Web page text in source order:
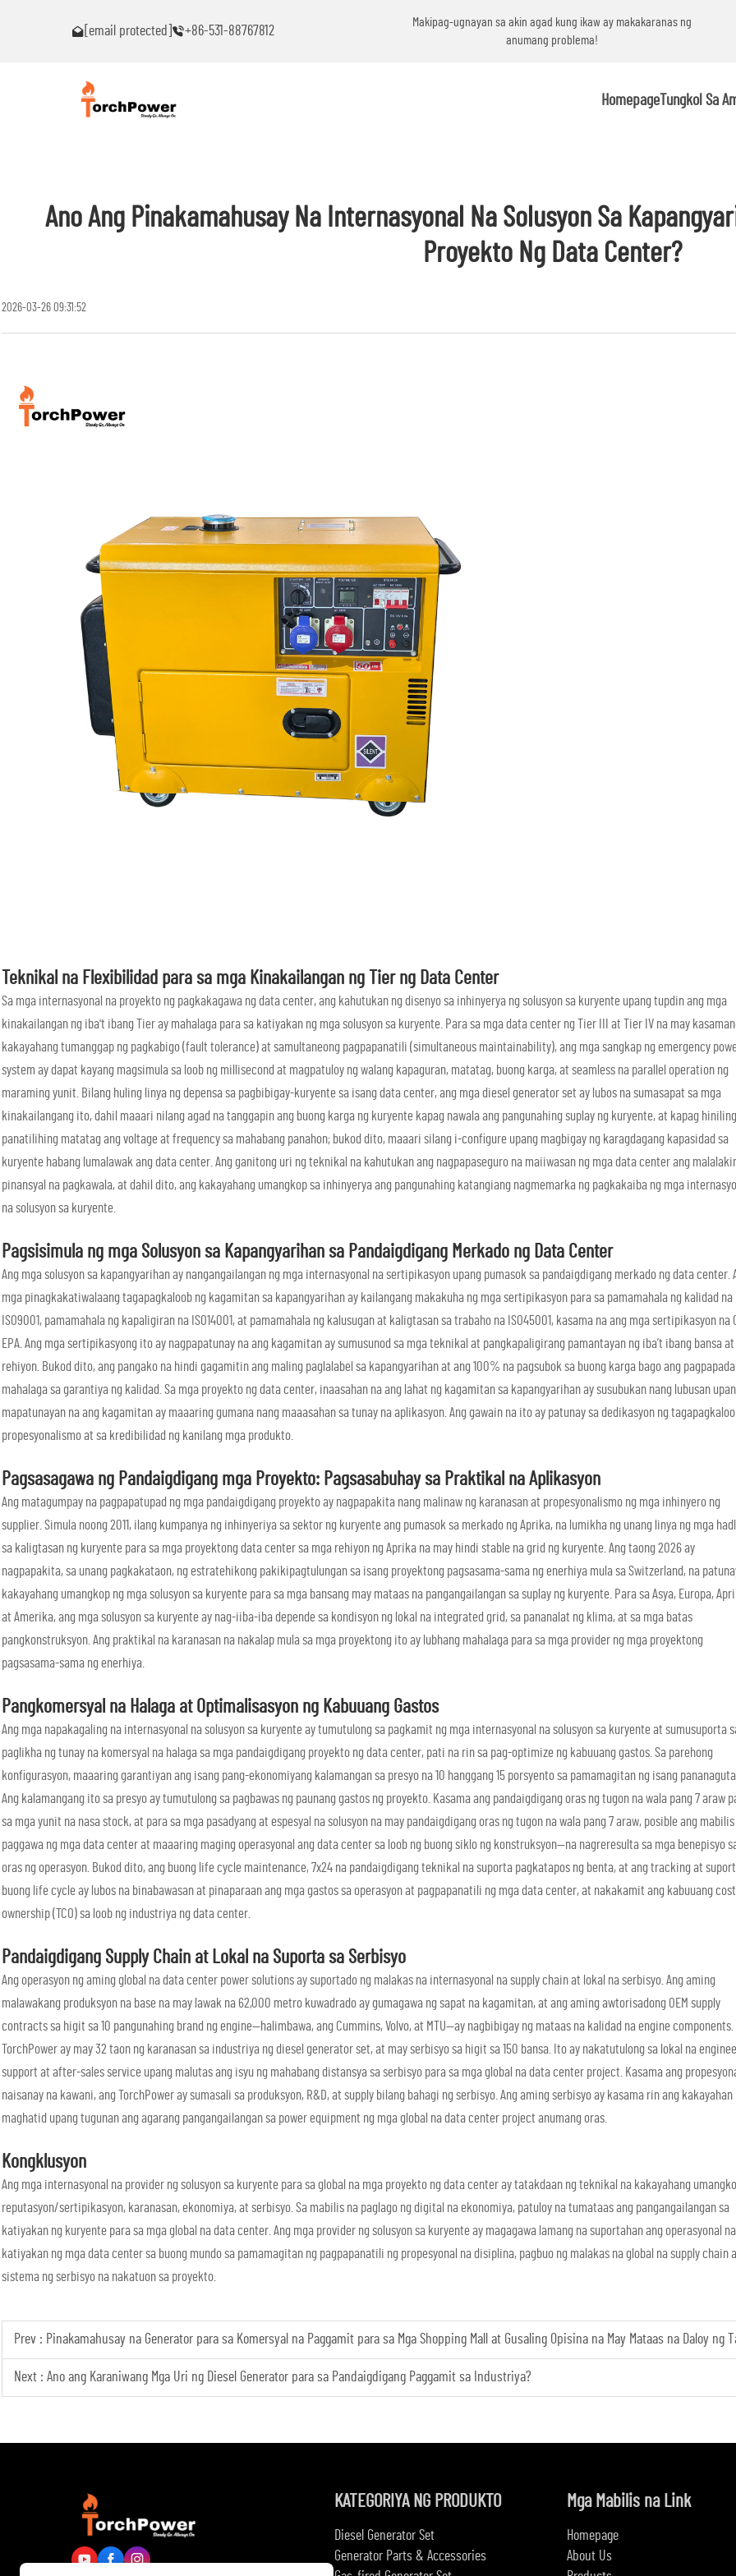
[email protected] +86-531-88767812
Makipag-ugnayan sa akin agad kung ikaw ay makakaranas ng
Makipag-ugnayan sa akin agad kung ikaw ay makakaranas ng
anumang problema!
HomepageTungkol Sa
Ano Ang Pinakamahusay Na Internasyonal Na Solusyon Sa
Proyekto Ng Data Center?
2026-03-26 09:31:52
Teknikal na Flexibilidad para sa mga Kinakailangan ng Tier ng Data Center
Sa mga internasyonal na proyekto ng pagkakagawa ng data center, ang kahutukan ng disenyo sa inhinyerya ng solusyon sa kuryente upang tupdin ang mga
kinakailangan ng iba't ibang Tier ay mahalaga para sa katiyakan ng mga solusyon sa kuryente. Para sa mga data center ng Tier III at Tier IV na may
kakayahang tumanggap ng pagkabigo (fault tolerance) at samultaneong pagpapanatili (simultaneous maintainability), ang mga sangkap ng emergency
system ay dapat kayang magsimula sa loob ng millisecond at magpatuloy ng walang kapaguran, matatag, buong karga, at seamless na parallel operation ng
maraming yunit. Bilang huling linya ng depensa sa pagbibigay-kuryente sa isang data center, ang mga diesel generator set ay lubos na sumasapat sa mga
kinakailangang ito, dahil maaari nilang agad na tanggapin ang buong karga ng kuryente kapag nawala ang pangunahing suplay ng kuryente, at kapag
panatilihing matatag ang voltage at frequency sa mahabang panahon; bukod dito, maaari silang i-configure upang magbigay ng karagdagang kapasidad sa
kuryente habang lumalawak ang data center. Ang ganitong uri ng teknikal na kahutukan ang nagpapaseguro na maiiwasan ng mga data center ang
pinansyal na pagkawala, at dahil dito, ang kakayahang umangkop sa inhinyerya ang pangunahing katangiang nagmemarka ng pagkakaiba ng mga
na solusyon sa kuryente.
Pagsisimula ng mga Solusyon sa Kapangyarihan sa Pandaigdigang Merkado ng Data Center
Ang mga solusyon sa kapangyarihan ay nangangailangan ng mga internasyonal na sertipikasyon upang pumasok sa pandaigdigang merkado ng data center.
mga pinagkakatiwalaang tagapagkaloob ng kagamitan sa kapangyarihan ay kailangang makakuha ng mga sertipikasyon para sa pamamahala ng kalidad na
ISO9001, pamamahala ng kapaligiran na ISO14001, at pamamahala ng kalusugan at kaligtasan sa trabaho na ISO45001, kasama na ang mga sertipikasyon na
EPA. Ang mga sertipikasyong ito ay nagpapatunay na ang kagamitan ay sumusunod sa mga teknikal at pangkapaligirang pamantayan ng iba’t ibang bansa at
rehiyon. Bukod dito, ang pangako na hindi gagamitin ang maling paglalabel sa kapangyarihan at ang 100% na pagsubok sa buong karga bago ang
mahalaga sa garantiya ng kalidad. Sa mga proyekto ng data center, inaasahan na ang lahat ng kagamitan sa kapangyarihan ay susubukan nang lubusan
mapatunayan na ang kagamitan ay maaaring gumana nang maaasahan sa tunay na aplikasyon. Ang gawain na ito ay patunay sa dedikasyon ng
propesyonalismo at sa kredibilidad ng kanilang mga produkto.
Pagsasagawa ng Pandaigdigang mga Proyekto: Pagsasabuhay sa Praktikal na Aplikasyon
Ang matagumpay na pagpapatupad ng mga pandaigdigang proyekto ay nagpapakita nang malinaw ng karanasan at propesyonalismo ng mga inhinyero ng
supplier. Simula noong 2011, ilang kumpanya ng inhinyeriya sa sektor ng kuryente ang pumasok sa merkado ng Aprika, na lumikha ng unang linya ng mga
sa kaligtasan ng kuryente para sa mga proyektong data center sa mga rehiyon ng Aprika na may hindi stable na grid ng kuryente. Ang taong 2026 ay
nagpapakita, sa unang pagkakataon, ng estratehikong pakikipagtulungan sa isang proyektong pagsasama-sama ng enerhiya mula sa Switzerland, na
kakayahang umangkop ng mga solusyon sa kuryente para sa mga bansang may mataas na pangangailangan sa suplay ng kuryente. Para sa Asya, Europa,
at Amerika, ang mga solusyon sa kuryente ay nag-iiba-iba depende sa kondisyon ng lokal na integrated grid, sa pananalat ng klima, at sa mga batas
pangkonstruksyon. Ang praktikal na karanasan na nakalap mula sa mga proyektong ito ay lubhang mahalaga para sa mga provider ng mga proyektong
pagsasama-sama ng enerhiya.
Pangkomersyal na Halaga at Optimalisasyon ng Kabuuang Gastos
Ang mga napakagaling na internasyonal na solusyon sa kuryente ay tumutulong sa pagkamit ng mga internasyonal na solusyon sa kuryente at sumusuporta
paglikha ng tunay na komersyal na halaga sa mga pandaigdigang proyekto ng data center, pati na rin sa pag-optimize ng kabuuang gastos. Sa parehong
konfigurasyon, maaaring garantiyan ang isang pang-ekonomiyang kalamangan sa presyo na 10 hanggang 15 porsyento sa pamamagitan ng isang
Ang kalamangang ito sa presyo ay tumutulong sa pagbawas ng paunang gastos ng proyekto. Kasama ang pandaigdigang oras ng tugon na wala pang 7 araw
sa mga yunit na nasa stock, at para sa mga pasadyang at espesyal na solusyon na may pandaigdigang oras ng tugon na wala pang 7 araw, posible ang mabilis
paggawa ng mga data center at maaaring maging operasyonal ang data center sa loob ng buong siklo ng konstruksyon—na nagreresulta sa mga benepisyo
oras ng operasyon. Bukod dito, ang buong life cycle maintenance, 7x24 na pandaigdigang teknikal na suporta pagkatapos ng benta, at ang tracking at
buong life cycle ay lubos na binabawasan at pinaparaan ang mga gastos sa operasyon at pagpapanatili ng mga data center, at nakakamit ang kabuuang
ownership (TCO) sa loob ng industriya ng data center.
Pandaigdigang Supply Chain at Lokal na Suporta sa Serbisyo
Ang operasyon ng aming global na data center power solutions ay suportado ng malakas na internasyonal na supply chain at lokal na serbisyo. Ang aming
malawakang produksyon na base na may lawak na 62,000 metro kuwadrado ay gumagawa ng sapat na kagamitan, at ang aming awtorisadong OEM supply
contracts sa higit sa 10 pangunahing brand ng engine—halimbawa, ang Cummins, Volvo, at MTU—ay nagbibigay ng mataas na kalidad na engine components.
TorchPower ay may 32 taon ng karanasan sa industriya ng diesel generator set, at may serbisyo sa higit sa 150 bansa. Ito ay nakatutulong sa lokal na
support at after-sales service upang malutas ang isyu ng mahabang distansya sa serbisyo para sa mga global na data center project. Kasama ang
naisanay na kawani, ang TorchPower ay sumasali sa produksyon, R&D, at supply bilang bahagi ng serbisyo. Ang aming serbisyo ay kasama rin ang kakayahan
maghatid upang tugunan ang agarang pangangailangan sa power equipment ng mga global na data center project anumang oras.
Kongklusyon
Ang mga internasyonal na provider ng solusyon sa kuryente para sa global na mga proyekto ng data center ay tatakdaan ng teknikal na kakayahang
reputasyon/sertipikasyon, karanasan, ekonomiya, at serbisyo. Sa mabilis na paglago ng digital na ekonomiya, patuloy na tumataas ang pangangailangan sa
katiyakan ng kuryente para sa mga global na data center. Ang mga provider ng solusyon sa kuryente ay magagawa lamang na suportahan ang operasyonal na
katiyakan ng mga data center sa buong mundo sa pamamagitan ng pagpapanatili ng propesyonal na disiplina, pagbuo ng malakas na global na supply chain
sistema ng serbisyo na nakatuon sa proyekto.
Prev : Pinakamahusay na Generator para sa Komersyal na Paggamit para sa Mga Shopping Mall at Gusaling Opisina na May Mataas na Daloy ng
Next : Ano ang Karaniwang Mga Uri ng Diesel Generator para sa Pandaigdigang Paggamit sa Industriya?
KATEGORIYA NG PRODUKTO
Diesel Generator Set
Generator Parts & Accessories
Mga Mabilis na Link
Homepage
About Us